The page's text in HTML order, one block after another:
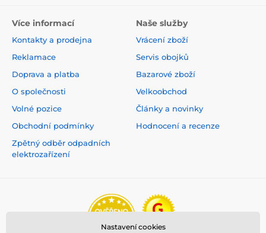
Více informací
Kontakty a prodejna
Reklamace
Doprava a platba
O společnosti
Volné pozice
Obchodní podmínky
Zpětný odběr odpadních
elektrozařízení
Naše služby
Vrácení zboží
Servis obojků
Bazarové zboží
Velkoobchod
Články a novinky
Hodnocení a recenze
Nastavení cookies